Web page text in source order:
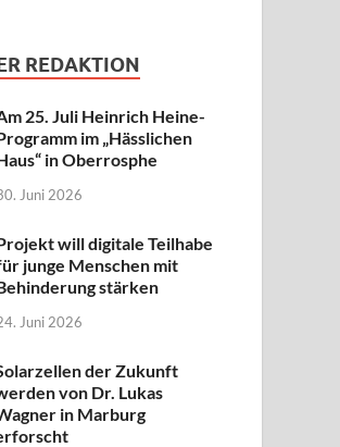
REDAKTION
25. Juli Heinrich Heine-
im „Hässlichen
in Oberrosphe
Juni 2026
will digitale Teilhabe
junge Menschen mit
stärken
Juni 2026
der Zukunft
von Dr. Lukas
in Marburg